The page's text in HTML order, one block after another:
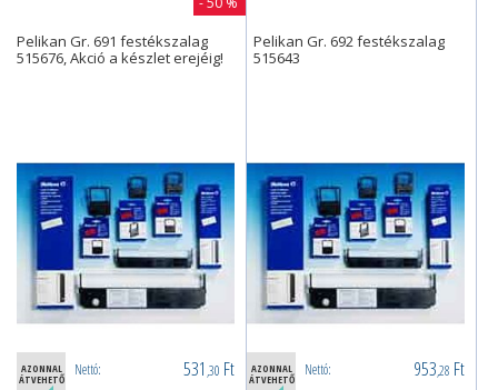
Pelikan Gr. 691 festékszalag
515676, Akció a készlet erejéig!
AZONNAL
ÁTVEHETŐ
Nettó: 531 ,30 Ft
Pelikan Gr. 692 festékszalag
515643
AZONNAL
ÁTVEHETŐ
Nettó: 953,28 Ft